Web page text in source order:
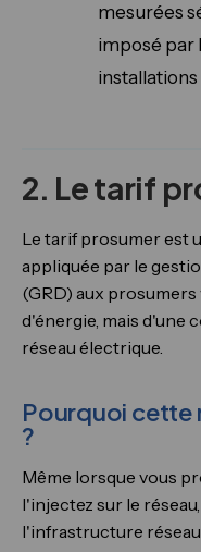
mesurées
imposé par
2. Le tarif
Le tarif prosumer est
appliquée par le
(GRD) aux prosumers
d'énergie, mais d'une
réseau électrique.
Pourquoi
?
Même lorsque vous
l'injectez sur le
l'infrastructure